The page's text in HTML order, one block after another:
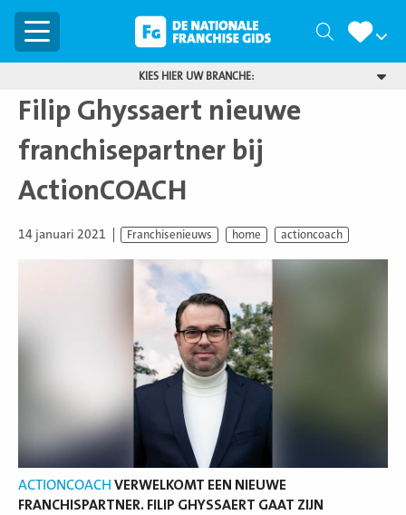
Menu Zoeken
KIES HIER UW BRANCHE:
Filip Ghyssaert nieuwe
franchisepartner bij
ActionCOACH
14 januari 2021 Franchisenieuws home actioncoach
ACTIONCOACH VERWELKOMT EEN NIEUWE
FRANCHISPARTNER. FILIP GHYSSAERT GAAT ZIJN